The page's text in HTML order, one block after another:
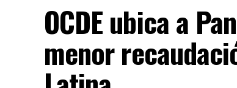
OCDE ubica a
menor